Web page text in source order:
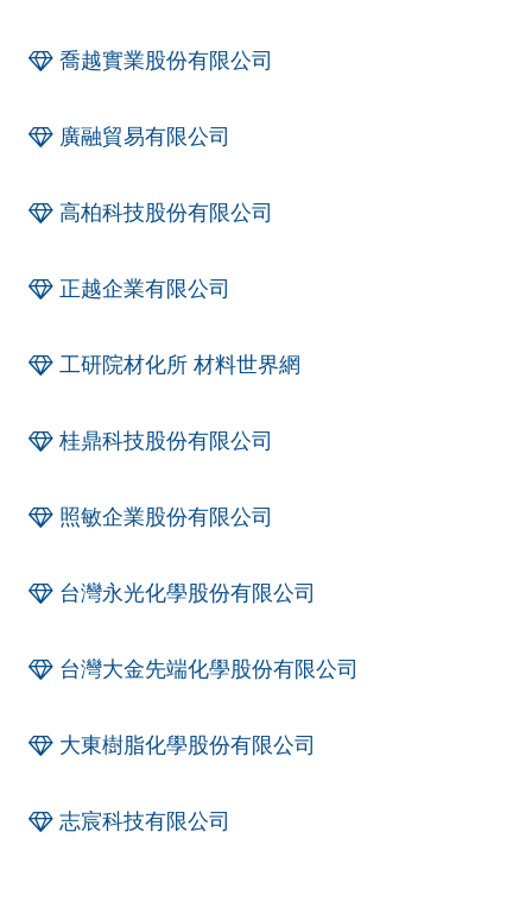
喬越實業股份有限公司
廣融貿易有限公司
高柏科技股份有限公司
正越企業有限公司
工研院材化所 材料世界網
桂鼎科技股份有限公司
照敏企業股份有限公司
台灣永光化學股份有限公司
台灣大金先端化學股份有限公司
大東樹脂化學股份有限公司
志宸科技有限公司